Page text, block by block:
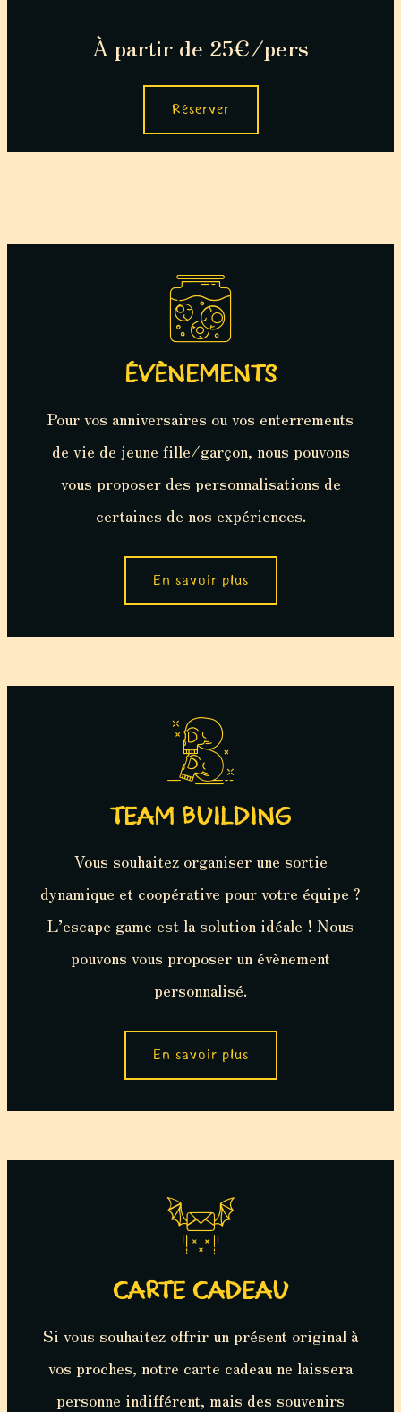
À partir de 25€/pers
Réserver
ÉVÈNEMENTS
Pour vos anniversaires ou vos enterrements
de vie de jeune fille/garçon, nous pouvons
vous proposer des personnalisations de
certaines de nos expériences.
En savoir plus
TEAM BUILDING
Vous souhaitez organiser une sortie
dynamique et coopérative pour votre équipe ?
L’escape game est la solution idéale ! Nous
pouvons vous proposer un évènement
personnalisé.
En savoir plus
CARTE CADEAU
Si vous souhaitez offrir un présent original à
vos proches, notre carte cadeau ne laissera
personne indifférent, mais des souvenirs